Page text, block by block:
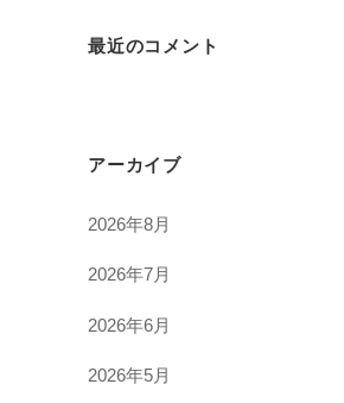
最近のコメント
アーカイブ
2026年8月
2026年7月
2026年6月
2026年5月